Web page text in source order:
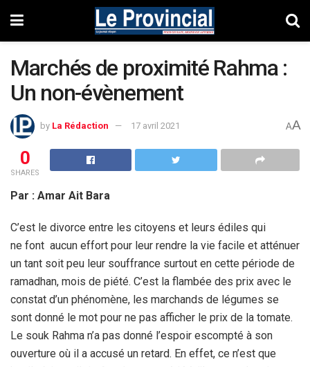
Marchés de proximité Rahma :
Un non-évènement
by La Rédaction 17 avril 2021 AA
0
SHARES
Par : Amar Ait Bara
C’est le divorce entre les citoyens et leurs édiles qui
ne font aucun effort pour leur rendre la vie facile et atténuer
un tant soit peu leur souffrance surtout en cette période de
ramadhan, mois de piété. C’est la flambée des prix avec le
constat d’un phénomène, les marchands de légumes se
sont donné le mot pour ne pas afficher le prix de la tomate.
Le souk Rahma n’a pas donné l’espoir escompté à son
ouverture où il a accusé un retard. En effet, ce n’est que